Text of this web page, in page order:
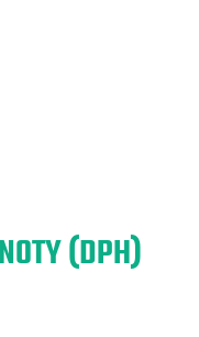
(DPH)